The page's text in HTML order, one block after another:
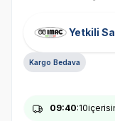
Yetkili
Kargo Bedava
09:40:09